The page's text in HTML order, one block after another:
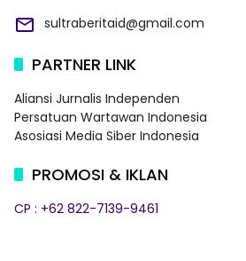
sultraberitaid@gmail.com
PARTNER LINK
Aliansi Jurnalis Independen
Persatuan Wartawan Indonesia
Asosiasi Media Siber Indonesia
PROMOSI & IKLAN
CP : +62 822-7139-9461